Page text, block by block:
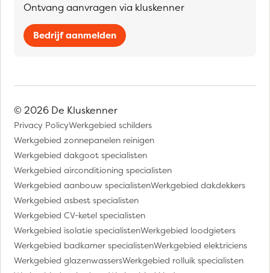
Ontvang aanvragen via kluskenner
Bedrijf aanmelden
© 2026 De Kluskenner
Privacy PolicyWerkgebied schilders
Werkgebied zonnepanelen reinigen
Werkgebied dakgoot specialisten
Werkgebied airconditioning specialisten
Werkgebied aanbouw specialistenWerkgebied dakdekkers
Werkgebied asbest specialisten
Werkgebied CV-ketel specialisten
Werkgebied isolatie specialistenWerkgebied loodgieters
Werkgebied badkamer specialistenWerkgebied elektriciens
Werkgebied glazenwassersWerkgebied rolluik specialisten